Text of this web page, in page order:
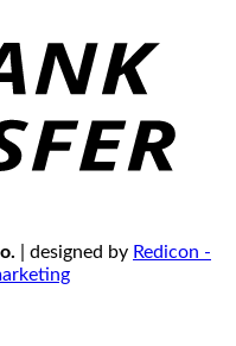
| designed by Redicon -